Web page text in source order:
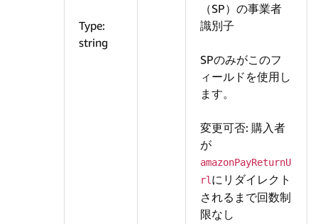
Type:
string
（SP）の事業者
識別子
SPのみがこのフ
ィールドを使用し
ます。
変更可否: 購入者
が
amazonPayReturnU
rl にリダイレクト
されるまで回数制
限なし